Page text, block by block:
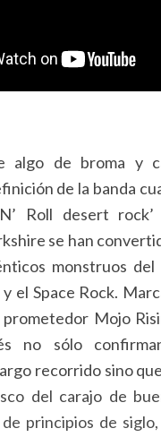
algo de broma y
de la banda
Roll desert
se han
monstruos del
el Space Rock.
Mojo
no sólo
recorrido sino
del carajo de
principios de